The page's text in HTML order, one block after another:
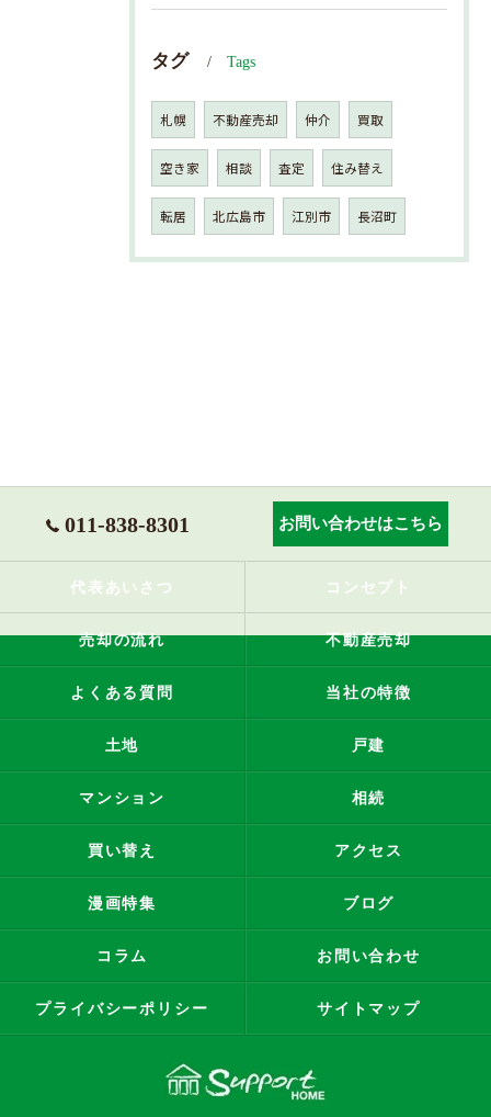
タグ Tags
札幌 不動産売却 仲介 買取
空き家 相談 査定 住み替え
転居 北広島市 江別市 長沼町
011-838-8301 お問い合わせはこちら
代表あいさつ コンセプト
売却の流れ 不動産売却
よくある質問 当社の特徴
土地 戸建
マンション 相続
買い替え アクセス
漫画特集 ブログ
コラム お問い合わせ
プライバシーポリシー サイトマップ